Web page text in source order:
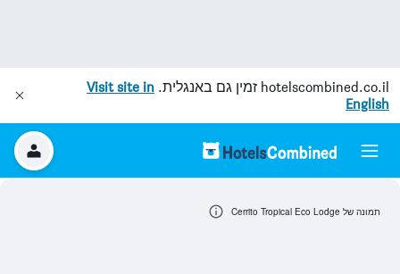
hotelscombined.co.il זמין גם באנגלית. Visit site in
English
תמונה של Cerrito Tropical Eco Lodge